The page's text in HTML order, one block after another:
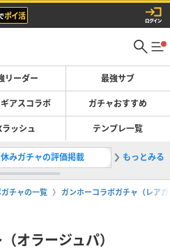
リーダー 最強サブ
アスコラボ ガチャおすすめ
ラッシュ テンプレ一覧
みガチャの評価掲載 2コード
もっとみる
チャの一覧 ガンホーコラボガチャ（レア
オラージュパ）